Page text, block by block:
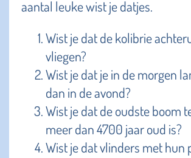
aantal leuke wist je datjes.
Wist je dat de kolibrie
vliegen?
Wist je dat je in de morgen
dan in de avond?
Wist je dat de oudste boom
meer dan 4700 jaar oud is?
Wist je dat vlinders met hun